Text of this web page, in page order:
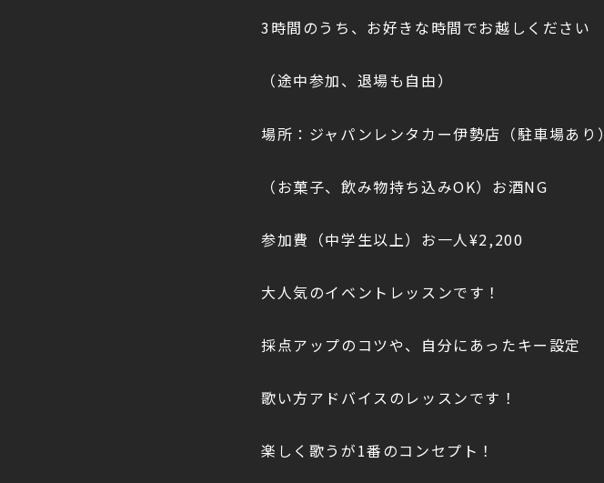
3時間のうち、お好きな時間でお越しください
（途中参加、退場も自由）
場所：ジャパンレンタカー伊勢店（駐車場あり）
（お菓子、飲み物持ち込みOK）お酒NG
参加費（中学生以上）お一人¥2,200
大人気のイベントレッスンです！
採点アップのコツや、自分にあったキー設定
歌い方アドバイスのレッスンです！
楽しく歌うが1番のコンセプト！